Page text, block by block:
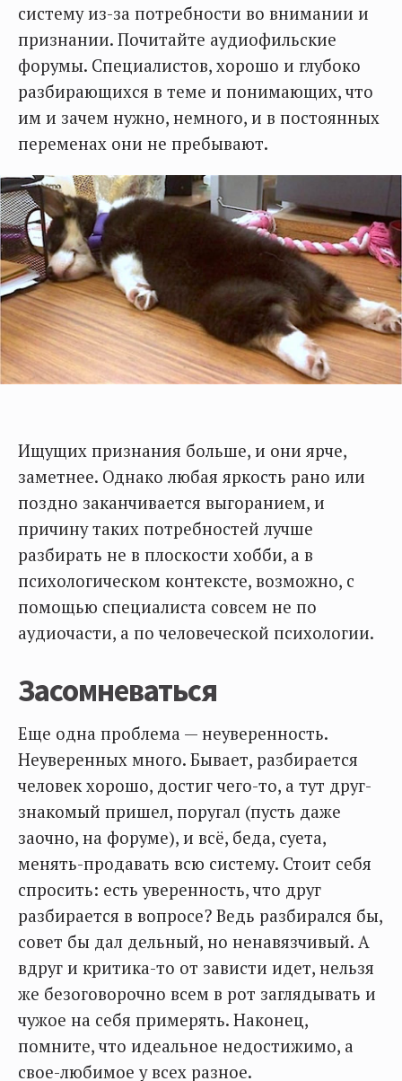
систему из-за потребности во внимании и
признании. Почитайте аудиофильские
форумы. Специалистов, хорошо и глубоко
разбирающихся в теме и понимающих, что
им и зачем нужно, немного, и в постоянных
переменах они не пребывают.
Ищущих признания больше, и они ярче,
заметнее. Однако любая яркость рано или
поздно заканчивается выгоранием, и
причину таких потребностей лучше
разбирать не в плоскости хобби, а в
психологическом контексте, возможно, с
помощью специалиста совсем не по
аудиочасти, а по человеческой психологии.
Засомневаться
Еще одна проблема — неуверенность.
Неуверенных много. Бывает, разбирается
человек хорошо, достиг чего-то, а тут друг-
знакомый пришел, поругал (пусть даже
заочно, на форуме), и всё, беда, суета,
менять-продавать всю систему. Стоит себя
спросить: есть уверенность, что друг
разбирается в вопросе? Ведь разбирался бы,
совет бы дал дельный, но ненавязчивый. А
вдруг и критика-то от зависти идет, нельзя
же безоговорочно всем в рот заглядывать и
чужое на себя примерять. Наконец,
помните, что идеальное недостижимо, а
свое-любимое у всех разное.